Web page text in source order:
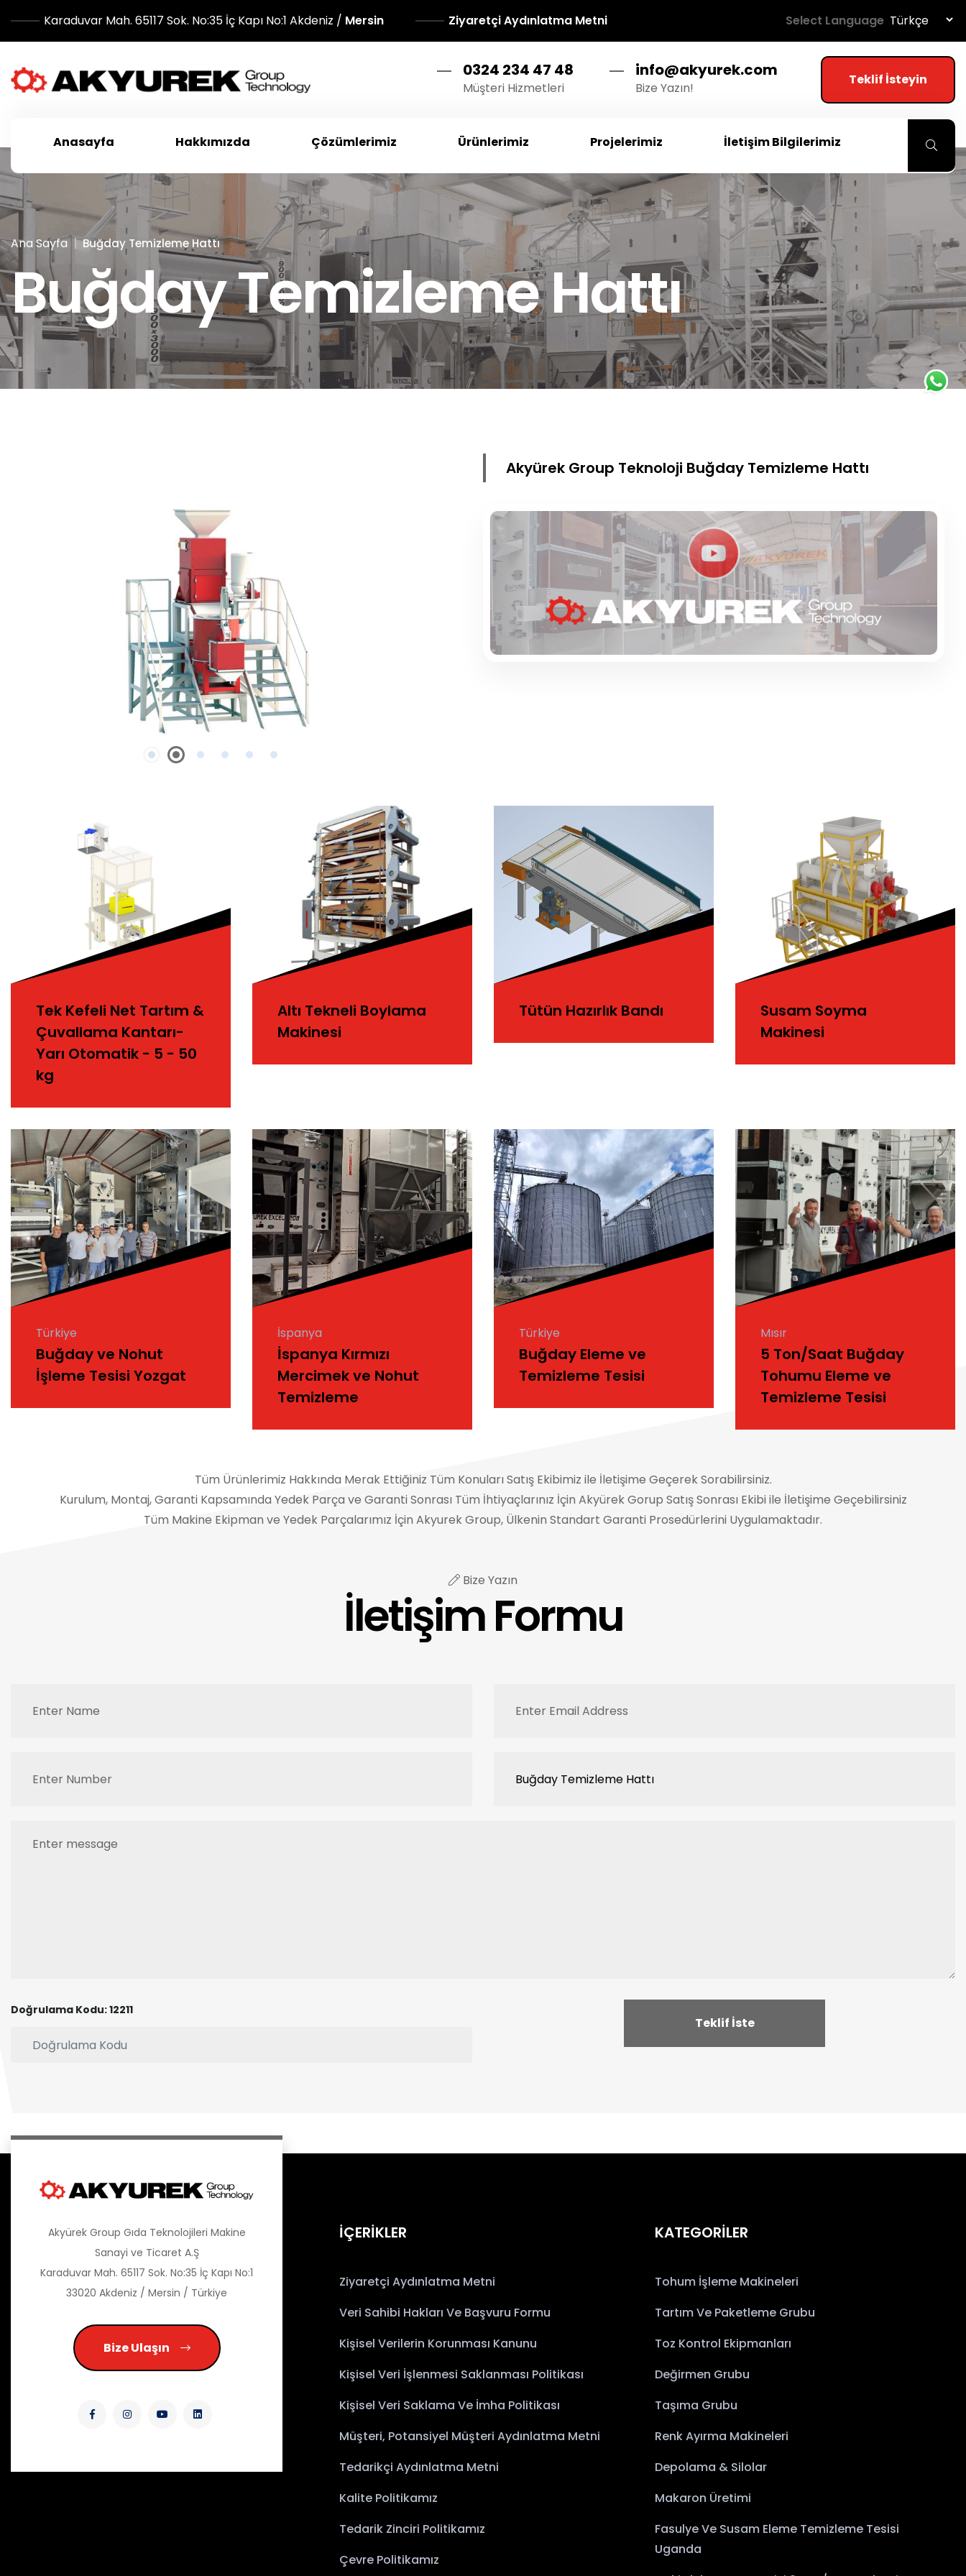
Karaduvar Mah. 65117 Sok. No:35 İç Kapı No:1 Akdeniz / Mersin Ziyaretçi Aydınlatma Metni Select Language
0324 234 47 48
Müşteri Hizmetleri
info@akyurek.com
Bize Yazın!
Teklif İsteyin
Anasayfa Hakkımızda Çözümlerimiz Ürünlerimiz Projelerimiz İletişim Bilgilerimiz
Ana Sayfa Buğday Temizleme Hattı
Buğday Temizleme Hattı
Akyürek Group Teknoloji Buğday Temizleme Hattı
Tek Kefeli Net Tartım &
Çuvallama Kantarı-
Yarı Otomatik - 5 - 50
kg
Altı Tekneli Boylama
Makinesi
Tütün Hazırlık Bandı
Susam Soyma
Makinesi
Türkiye
Buğday ve Nohut
İşleme Tesisi Yozgat
İspanya
İspanya Kırmızı
Mercimek ve Nohut
Temizleme
Türkiye
Buğday Eleme ve
Temizleme Tesisi
Mısır
5 Ton/Saat Buğday
Tohumu Eleme ve
Temizleme Tesisi
Tüm Ürünlerimiz Hakkında Merak Ettiğiniz Tüm Konuları Satış Ekibimiz ile İletişime Geçerek Sorabilirsiniz.
Kurulum, Montaj, Garanti Kapsamında Yedek Parça ve Garanti Sonrası Tüm İhtiyaçlarınız İçin Akyürek Gorup Satış Sonrası Ekibi ile İletişime Geçebilirsiniz
Tüm Makine Ekipman ve Yedek Parçalarımız İçin Akyurek Group, Ülkenin Standart Garanti Prosedürlerini Uygulamaktadır.
Bize Yazın
İletişim Formu
Doğrulama Kodu: 12211
Akyürek Group Gıda Teknolojileri Makine
Sanayi ve Ticaret A.Ş
Karaduvar Mah. 65117 Sok. No:35 İç Kapı No:1
33020 Akdeniz / Mersin / Türkiye
Bize Ulaşın
İÇERİKLER
Ziyaretçi Aydınlatma Metni
Veri Sahibi Hakları Ve Başvuru Formu
Kişisel Verilerin Korunması Kanunu
Kişisel Veri İşlenmesi Saklanması Politikası
Kişisel Veri Saklama Ve İmha Politikası
Müşteri, Potansiyel Müşteri Aydınlatma Metni
Tedarikçi Aydınlatma Metni
Kalite Politikamız
Tedarik Zinciri Politikamız
Çevre Politikamız
KATEGORİLER
Tohum İşleme Makineleri
Tartım Ve Paketleme Grubu
Toz Kontrol Ekipmanları
Değirmen Grubu
Taşıma Grubu
Renk Ayırma Makineleri
Depolama & Silolar
Makaron Üretimi
Fasulye Ve Susam Eleme Temizleme Tesisi
Uganda